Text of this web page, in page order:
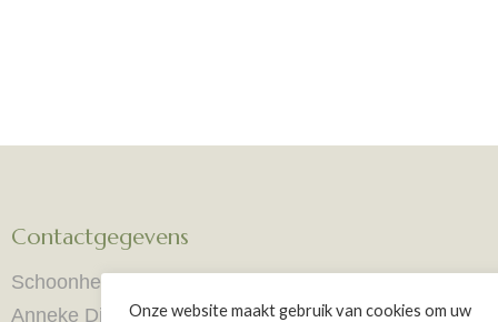
Contactgegevens
Schoonheidssalon e Fuente
Anneke DijkstraOnze website maakt gebruik van cookies om uw